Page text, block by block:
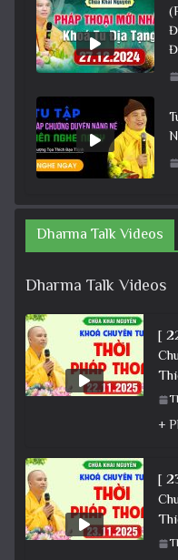
Dharma Talk Videos
Dharma Talk Videos
[
[